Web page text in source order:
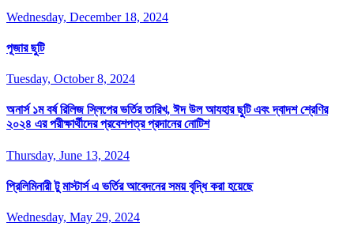
Wednesday, December 18, 2024
পূজার ছুটি
Tuesday, October 8, 2024
অনার্স ১ম বর্ষ রিলিজ স্লিপের ভর্তির তারিখ, ঈদ উল আযহার ছুটি এবং দ্বাদশ শ্রেণির
২০২৪ এর পরীক্ষার্থীদের প্রবেশপত্র প্রদানের নোটিশ
Thursday, June 13, 2024
প্রিলিমিনারী টু মাস্টার্স এ ভর্তির আবেদনের সময় বৃদ্ধি করা হয়েছে
Wednesday, May 29, 2024